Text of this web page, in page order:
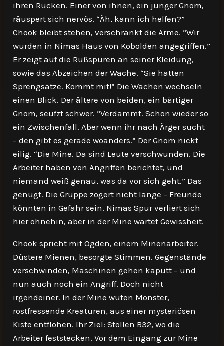
ihren Rücken. Einer von ihnen, ein junger Gnom,
räuspert sich nervös. “Äh, kann ich helfen?”
Chook bleibt stehen, verschränkt die Arme. “Wir
wurden in Nimas Haus von Kobolden angegriffen.”
Er zeigt auf die Rußspuren an seiner Kleidung,
sowie das Abzeichen der Wache. “Sie hatten
Sprengsätze. Kommt mit!” Die Wachen wechseln
einen Blick. Der ältere von beiden, ein bärtiger
Gnom, seufzt schwer. “Verdammt. Schon wieder so
ein Zwischenfall. Aber wenn ihr nach Ärger sucht
– den gibt es gerade woanders.” Der Gnom nickt
eilig. “Die Mine. Da sind Leute verschwunden. Die
Arbeiter haben von Angriffen berichtet, und
niemand weiß genau, was da vor sich geht.” Das
genügt. Die Gruppe zögert nicht lange – Freunde
könnten in Gefahr sein. Nimas Spur verliert sich
hier ohnehin, aber in der Mine wartet Gewissheit.
Chook spricht mit Ogden, einem Minenarbeiter.
Düstere Mienen, besorgte Stimmen. Gegenstände
verschwinden, Maschinen gehen kaputt – und
nun auch noch ein Angriff. Doch nicht
irgendeiner. In der Mine wüten Monster,
rostfressende Kreaturen, aus einer mysteriösen
Kiste entflohen. Ihr Ziel: Stollen B32, wo die
Arbeiter feststecken. Vor dem Eingang zur Mine